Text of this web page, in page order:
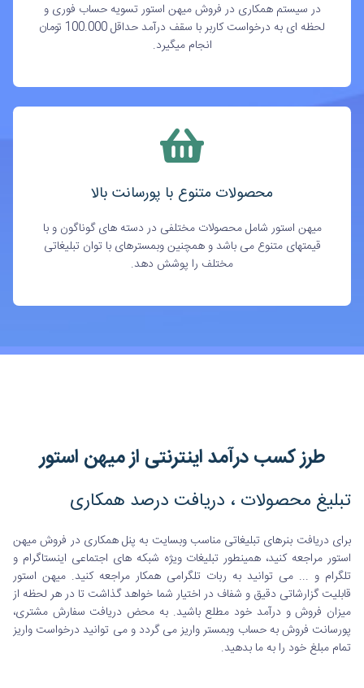
در سیستم همکاری در فروش میهن استور تسویه حساب فوری و
لحظه ای به درخواست کاربر با سقف درآمد حداقل 100.000 تومان
انجام میگیرد.
محصولات متنوع با پورسانت بالا
میهن استور شامل محصولات مختلفی در دسته های گوناگون و با
قیمتهای متنوع می باشد و همچنین وبمسترهای با توان تبلیغاتی
مختلف را پوشش دهد.
طرز کسب درآمد اینترنتی از میهن استور
تبلیغ محصولات ، دریافت درصد همکاری
برای دریافت بنرهای تبلیغاتی مناسب وبسایت به پنل همکاری در فروش میهن
استور مراجعه کنید، همینطور تبلیغات ویژه شبکه های اجتماعی اینستاگرام و
تلگرام و ... می توانید به ربات تلگرامی همکار مراجعه کنید. میهن استور
قابلیت گزارشاتی دقیق و شفاف در اختیار شما خواهد گذاشت تا در هر لحظه از
میزان فروش و درآمد خود مطلع باشید. به محض دریافت سفارش مشتری،
پورسانت فروش به حساب وبمستر واریز می گردد و می توانید درخواست واریز
تمام مبلغ خود را به ما بدهید.